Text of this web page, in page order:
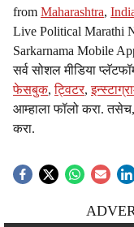
from Maharashtra,
Live Political Marathi
Sarkarnama Mobile
सर्व सोशल मीडिया
फेसबुक,ट्विटर,
आम्हाला फॉलो करा.
करा.